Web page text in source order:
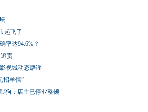
起飞了
率达94.6%？
责
视城动态辟谣
招羊倌”
狗：店主已停业整顿